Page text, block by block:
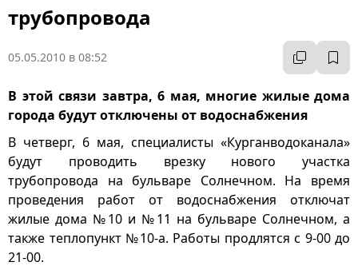
трубопровода
05.05.2010 в 08:52
В этой связи завтра, 6 мая, многие жилые дома
города будут отключены от водоснабжения
В четверг, 6 мая, специалисты «Курганводоканала»
будут проводить врезку нового участка
трубопровода на бульваре Солнечном. На время
проведения работ от водоснабжения отключат
жилые дома №10 и №11 на бульваре Солнечном, а
также теплопункт №10-а. Работы продлятся с 9-00 до
21-00.